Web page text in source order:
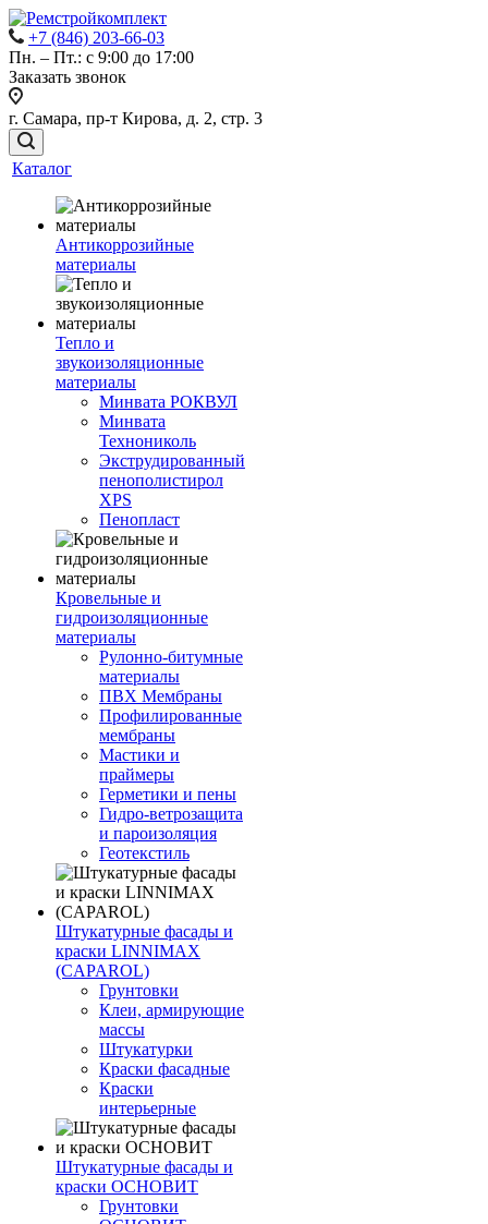
+7 (846) 203-66-03
Пн. – Пт.: с 9:00 до 17:00
Заказать звонок
г. Самара, пр-т Кирова, д. 2, стр. 3
Каталог
Антикоррозийные
материалы
Тепло и
звукоизоляционные
материалы
Минвата РОКВУЛ
Минвата
Технониколь
Экструдированный
пенополистирол
XPS
Пенопласт
Кровельные и
гидроизоляционные
материалы
Рулонно-битумные
материалы
ПВХ Мембраны
Профилированные
мембраны
Мастики и
праймеры
Герметики и пены
Гидро-ветрозащита
и пароизоляция
Геотекстиль
Штукатурные фасады и
краски LINNIMAX
(CAPAROL)
Грунтовки
Клеи, армирующие
массы
Штукатурки
Краски фасадные
Краски
интерьерные
Штукатурные фасады и
краски ОСНОВИТ
Грунтовки